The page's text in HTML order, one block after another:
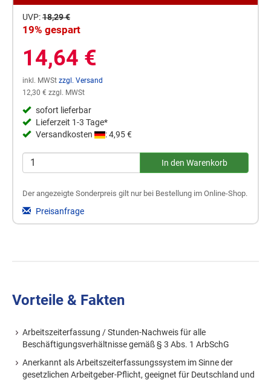
UVP:18,29 €
19% gespart
14,64 €
inkl. MWSt zzgl. Versand
12,30 € zzgl. MWSt
sofort lieferbar
Lieferzeit 1-3 Tage*
Versandkosten
: 4,95 €
Der angezeigte Sonderpreis gilt nur bei Bestellung im Online-Shop.
Preisanfrage
Vorteile & Fakten
Arbeitszeiterfassung / Stunden-Nachweis für alle
Beschäftigungsverhältnisse gemäß § 3 Abs. 1 ArbSchG
Anerkannt als Arbeitszeiterfassungssystem im Sinne der
gesetzlichen Arbeitgeber-Pflicht, geeignet für Deutschland und